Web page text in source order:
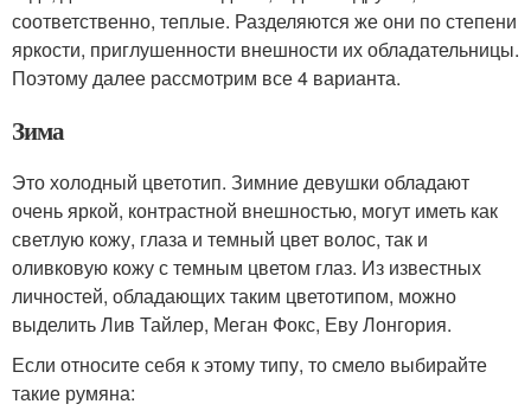
соответственно, теплые. Разделяются же они по степени
яркости, приглушенности внешности их обладательницы.
Поэтому далее рассмотрим все 4 варианта.
Зима
Это холодный цветотип. Зимние девушки обладают
очень яркой, контрастной внешностью, могут иметь как
светлую кожу, глаза и темный цвет волос, так и
оливковую кожу с темным цветом глаз. Из известных
личностей, обладающих таким цветотипом, можно
выделить Лив Тайлер, Меган Фокс, Еву Лонгория.
Если относите себя к этому типу, то смело выбирайте
такие румяна: